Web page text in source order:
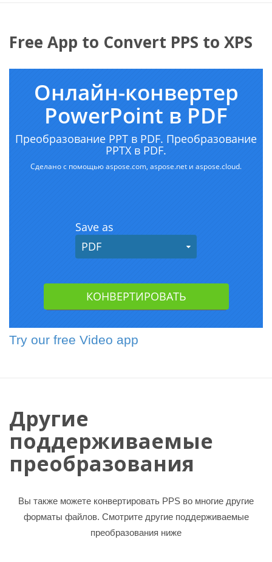
Free App to Convert PPS to XPS
Try our free Video app
Другие
поддерживаемые
преобразования
Вы также можете конвертировать PPS во многие другие
форматы файлов. Смотрите другие поддерживаемые
преобразования ниже